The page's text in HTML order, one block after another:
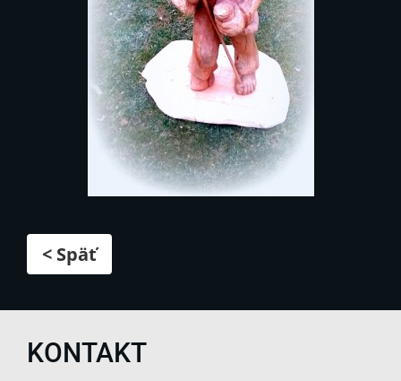
< Späť
KONTAKT